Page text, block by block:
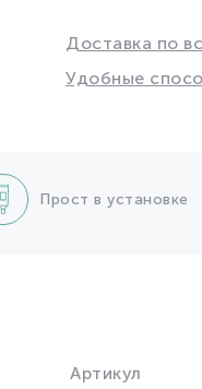
Доставка по
Удобные
Прост в установке
Артикул